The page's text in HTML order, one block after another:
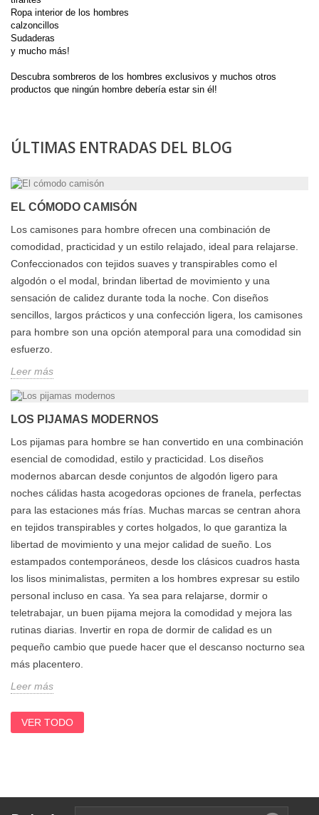
Ropa interior de los hombres
calzoncillos
Sudaderas
y mucho más!
Descubra sombreros de los hombres exclusivos y muchos otros
productos que ningún hombre debería estar sin él!
ÚLTIMAS ENTRADAS DEL BLOG
EL CÓMODO CAMISÓN
Los camisones para hombre ofrecen una combinación de
comodidad, practicidad y un estilo relajado, ideal para relajarse.
Confeccionados con tejidos suaves y transpirables como el
algodón o el modal, brindan libertad de movimiento y una
sensación de calidez durante toda la noche. Con diseños
sencillos, largos prácticos y una confección ligera, los camisones
para hombre son una opción atemporal para una comodidad sin
esfuerzo.
Leer más
LOS PIJAMAS MODERNOS
Los pijamas para hombre se han convertido en una combinación
esencial de comodidad, estilo y practicidad. Los diseños
modernos abarcan desde conjuntos de algodón ligero para
noches cálidas hasta acogedoras opciones de franela, perfectas
para las estaciones más frías. Muchas marcas se centran ahora
en tejidos transpirables y cortes holgados, lo que garantiza la
libertad de movimiento y una mejor calidad de sueño. Los
estampados contemporáneos, desde los clásicos cuadros hasta
los lisos minimalistas, permiten a los hombres expresar su estilo
personal incluso en casa. Ya sea para relajarse, dormir o
teletrabajar, un buen pijama mejora la comodidad y mejora las
rutinas diarias. Invertir en ropa de dormir de calidad es un
pequeño cambio que puede hacer que el descanso nocturno sea
más placentero.
Leer más
VER TODO